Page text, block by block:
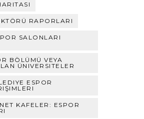
RAPORLARI
SALONLARI
BÖLÜMÜ VEYA
ÜNIVERSITELER
ESPOR
KAFELER: ESPOR